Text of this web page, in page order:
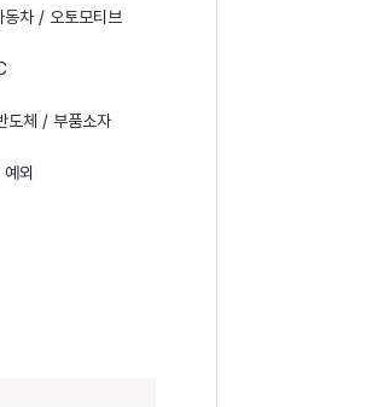
동차 / 오토모티브
도체 / 부품소자
예외